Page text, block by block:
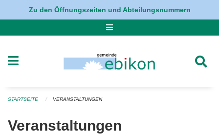
Navigation überspringen
Zu den Öffnungszeiten und Abteilungsnummern
STARTSEITE VERANSTALTUNGEN
Veranstaltungen